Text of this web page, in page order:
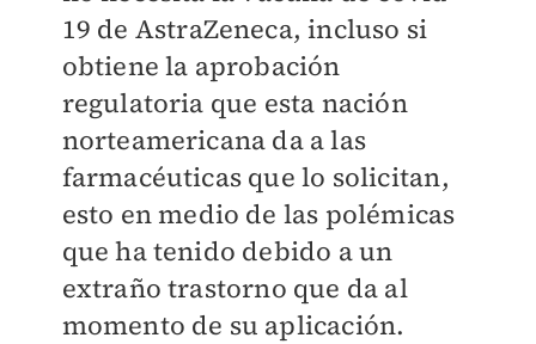
19 de AstraZeneca, incluso si
obtiene la aprobación
regulatoria que esta nación
norteamericana da a las
farmacéuticas que lo solicitan,
esto en medio de las polémicas
que ha tenido debido a un
extraño trastorno que da al
momento de su aplicación.